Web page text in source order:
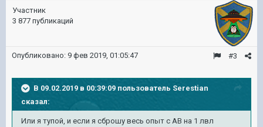
Участник
3 877 публикаций
#3
Опубликовано: 9 фев 2019, 01:05:47
В 09.02.2019 в 00:39:09 пользователь Serestian
сказал:
Или я тупой, и если я сброшу весь опыт с АВ на 1 лвл